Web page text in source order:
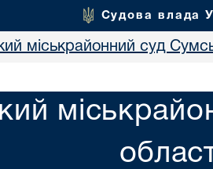
Судова влада
міськрайонний суд